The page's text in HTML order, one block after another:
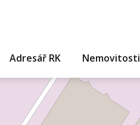
Adresář RK Nemovitosti